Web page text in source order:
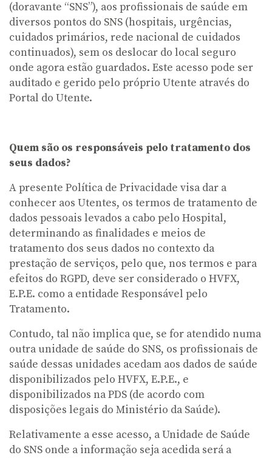
(doravante “SNS”), aos profissionais de saúde em
diversos pontos do SNS (hospitais, urgências,
cuidados primários, rede nacional de cuidados
continuados), sem os deslocar do local seguro
onde agora estão guardados. Este acesso pode ser
auditado e gerido pelo próprio Utente através do
Portal do Utente.
Quem são os responsáveis pelo tratamento dos
seus dados?
A presente Política de Privacidade visa dar a
conhecer aos Utentes, os termos de tratamento de
dados pessoais levados a cabo pelo Hospital,
determinando as finalidades e meios de
tratamento dos seus dados no contexto da
prestação de serviços, pelo que, nos termos e para
efeitos do RGPD, deve ser considerado o HVFX,
E.P.E. como a entidade Responsável pelo
Tratamento.
Contudo, tal não implica que, se for atendido numa
outra unidade de saúde do SNS, os profissionais de
saúde dessas unidades acedam aos dados de saúde
disponibilizados pelo HVFX, E.P.E., e
disponibilizados na PDS (de acordo com
disposições legais do Ministério da Saúde).
Relativamente a esse acesso, a Unidade de Saúde
do SNS onde a informação seja acedida será a